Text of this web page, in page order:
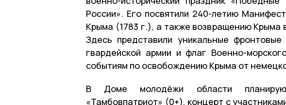
России». Его посвятили 240-летию
Крыма (1783 г.), а также возвращению Крыма
Здесь представили уникальные
гвардейской армии и флаг Военно-
событиям по освобождению Крыма от
В Доме молодёжи области
«Тамбовпатриот» (0+), концерт с